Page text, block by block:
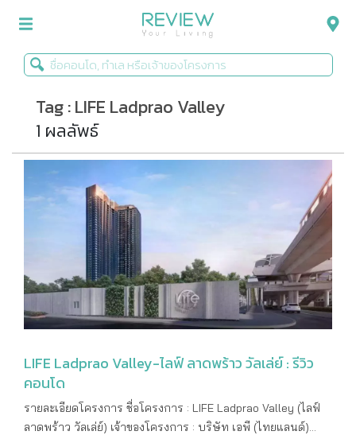
รีวิวคอนโด
รีวิวบ้าน
รีวิวทาวน์โฮม
Life+Style
Infographic
ข่าวโปรโมชั่น
Tag : LIFE Ladprao Valley
1 ผลลัพธ์
LIFE Ladprao Valley-ไลฟ์ ลาดพร้าว วัลเล่ย์ : รีวิว
คอนโด
รายละเอียดโครงการ ชื่อโครงการ : LIFE Ladprao Valley (ไลฟ์
ลาดพร้าว วัลเล่ย์) เจ้าของโครงการ : บริษัท เอพี (ไทยแลนด์)